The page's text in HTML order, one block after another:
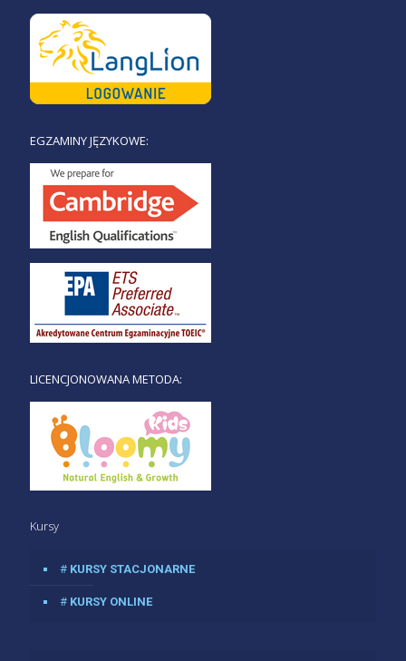
EGZAMINY JĘZYKOWE:
LICENCJONOWANA METODA:
Kursy
# KURSY STACJONARNE
# KURSY ONLINE